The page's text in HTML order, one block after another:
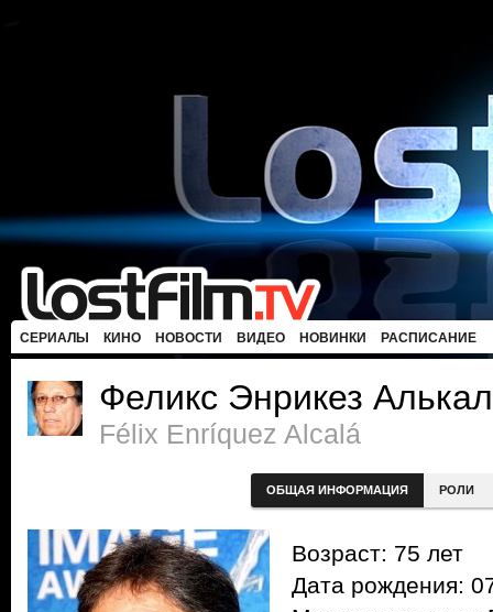
СЕРИАЛЫ КИНО НОВОСТИ ВИДЕО НОВИНКИ РАСПИСАНИЕ
Феликс Энрикез
Félix Enríquez Alcalá
ОБЩАЯ ИНФОРМАЦИЯ РОЛИ
Возраст: 75 лет
Дата рождения: